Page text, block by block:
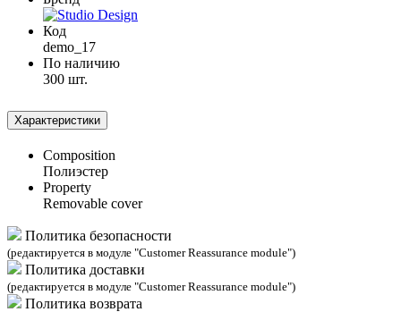
Код
demo_17
По наличию
300 шт.
Характеристики
Composition
Полиэстер
Property
Removable cover
Политика безопасности
(редактируется в модуле "Customer Reassurance module")
Политика доставки
(редактируется в модуле "Customer Reassurance module")
Политика возврата